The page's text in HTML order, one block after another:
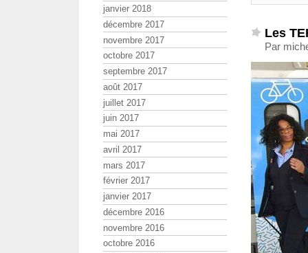
Les
Par
janvier 2018
décembre 2017
novembre 2017
octobre 2017
septembre 2017
août 2017
juillet 2017
juin 2017
mai 2017
avril 2017
mars 2017
février 2017
janvier 2017
décembre 2016
novembre 2016
octobre 2016